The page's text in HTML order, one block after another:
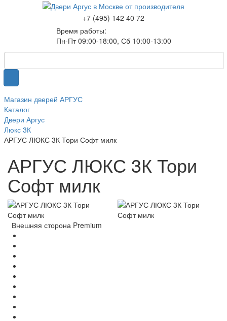
+7 (495) 142 40 72
Время работы:
Пн-Пт 09:00-18:00, Сб 10:00-13:00
Магазин дверей АРГУС
Каталог
Двери Аргус
Люкс 3К
АРГУС ЛЮКС 3К Тори Софт милк
АРГУС ЛЮКС 3К Тори
Софт милк
Внешняя сторона Premium